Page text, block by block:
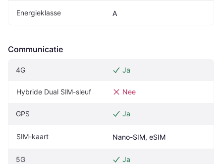
Energieklasse A
Communicatie
4G Ja
Hybride Dual SIM-sleuf Nee
GPS Ja
SIM-kaart Nano-SIM, eSIM
5G Ja